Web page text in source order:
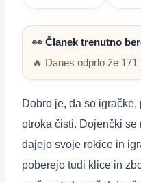
e
b
o
o
k
e
n
g
er
👀 Članek trenutno
🔥 Danes odprlo že 171
Dobro je, da so
otroka čisti. Dojenčki se
dajejo svoje rokice in
poberejo tudi klice in